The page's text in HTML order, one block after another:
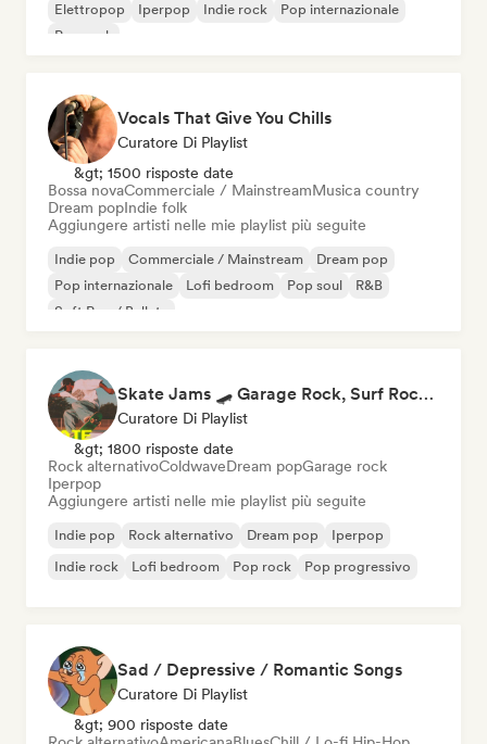
Elettropop
Iperpop Indie rock
Pop internazionale
Pop rock
Vocals That Give You Chills
Curatore Di Playlist
&gt; 1500 risposte date
Bossa novaCommerciale / MainstreamMusica country
Dream popIndie folk
Aggiungere artisti nelle mie playlist più seguite
Indie pop Commerciale / Mainstream
Dream pop
Pop internazionale
Lofi bedroom Pop soul
R&B
Soft Pop / Ballata
Skate Jams 🛹 Garage Rock, Surf Rock & Neo-Psych
Curatore Di Playlist
&gt; 1800 risposte date
Rock alternativoColdwaveDream popGarage rock
Iperpop
Aggiungere artisti nelle mie playlist più seguite
Indie pop Rock alternativo Dream pop
Iperpop
Indie rock
Lofi bedroom Pop rock Pop progressivo
Sad / Depressive / Romantic Songs
Curatore Di Playlist
&gt; 900 risposte date